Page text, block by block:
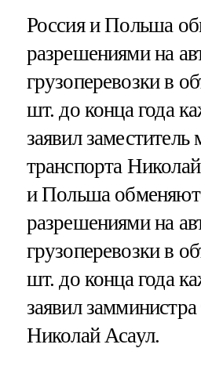
Россия и Польша
разрешениями на
грузоперевозки в
шт. до конца года
заявил заместитель
транспорта
и Польша
разрешениями на
грузоперевозки в
шт. до конца года
заявил
Николай Асаул.